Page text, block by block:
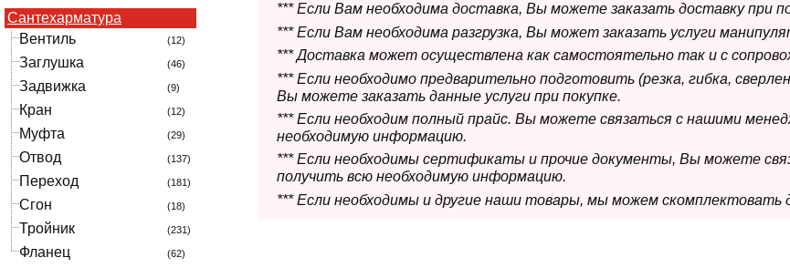
Сантехарматура
Вентиль
(12)
Заглушка (46)
Задвижка (9)
Кран (12)
Муфта (29)
Отвод (137)
Переход (181)
Сгон (18)
Тройник (231)
Фланец (62)
*** Если Вам необходима доставка, Вы можете заказать доставку при
*** Если Вам необходима разгрузка, Вы может заказать услуги
*** Доставка может осуществлена как самостоятельно так и с
*** Если необходимо предварительно подготовить (резка, гибка,
Вы можете заказать данные услуги при покупке.
*** Если необходим полный прайс. Вы можете связаться с нашими
необходимую информацию.
*** Если необходимы сертификаты и прочие документы, Вы можете
получить всю необходимую информацию.
*** Если необходимы и другие наши товары, мы можем скомплектовать